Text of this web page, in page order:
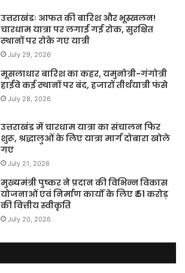
उत्तराखंडः आफत की बारिश और भूस्खलन!
चारधाम यात्रा पर लगाई गई रोक, सुरक्षित
स्थानों पर रोके गए यात्री
July 29, 2026
मूसलाधार बारिश का कहर, यमुनोत्री-गंगोत्री
हाईवे कई स्थानों पर बंद, हजारों तीर्थयात्री फंसे
July 28, 2026
उत्तराखंड में चारधाम यात्रा का संचालन फिर
शुरू, श्रद्धालुओं के लिए यात्रा मार्ग दोबारा खोले
गए
July 21, 2026
मुख्यमंत्री पुष्कर ने प्रदान की विभिन्न विकास
योजनाओं एवं निर्माण कार्यों के लिए ₹ 51 करोड़
की वित्तीय स्वीकृति
July 20, 2026